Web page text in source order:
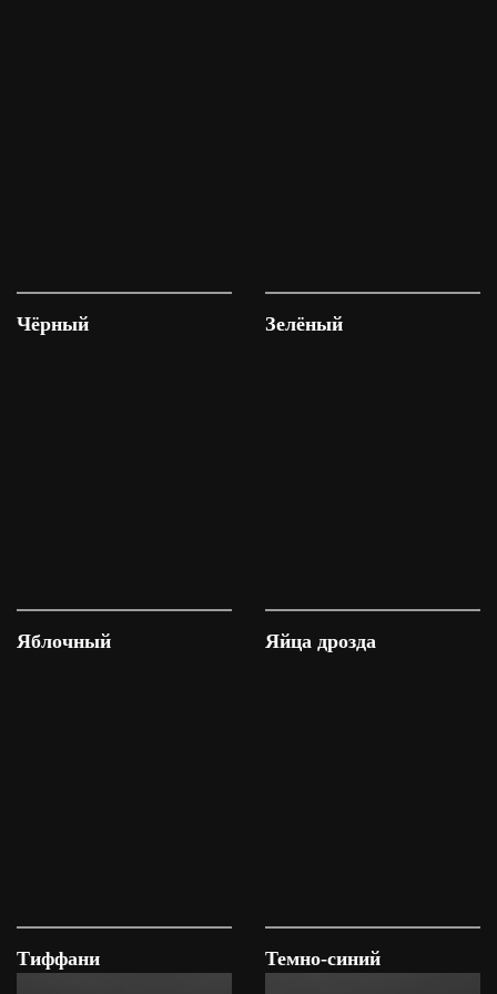
Чёрный Зелёный
Яблочный Яйца дрозда
Тиффани Темно-синий